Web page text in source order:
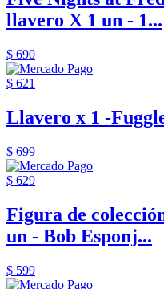
llavero X 1 un - 1...
$ 690
$ 621
Llavero x 1 -
$ 699
$ 629
Figura de
un - Bob Esponj...
$ 599